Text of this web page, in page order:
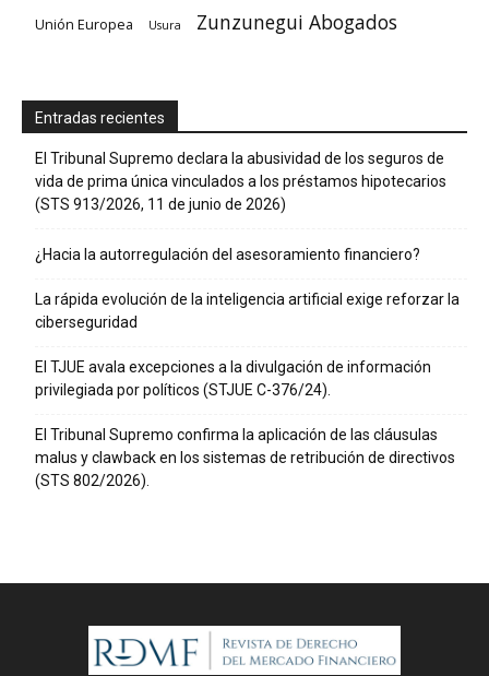
Unión Europea Usura Zunzunegui Abogados
Entradas recientes
El Tribunal Supremo declara la abusividad de los seguros de
vida de prima única vinculados a los préstamos hipotecarios
(STS 913/2026, 11 de junio de 2026)
¿Hacia la autorregulación del asesoramiento financiero?
La rápida evolución de la inteligencia artificial exige reforzar la
ciberseguridad
El TJUE avala excepciones a la divulgación de información
privilegiada por políticos (STJUE C-376/24).
El Tribunal Supremo confirma la aplicación de las cláusulas
malus y clawback en los sistemas de retribución de directivos
(STS 802/2026).